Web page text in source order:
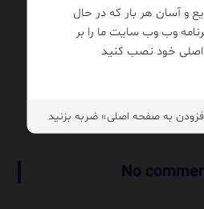
و آسان هر بار که در حال
وب وب سایت ما را بر
خود نصب کنید
به صفحه اصلی» ضربه بزنید
No